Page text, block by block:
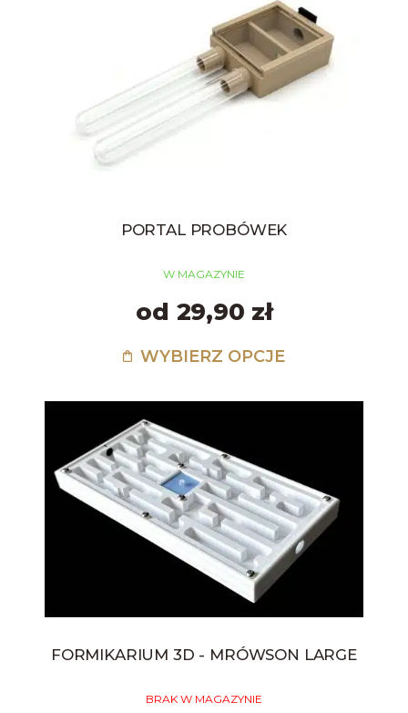
PORTAL PROBÓWEK
W MAGAZYNIE
od 29,90 zł
WYBIERZ OPCJE
FORMIKARIUM 3D - MRÓWSON LARGE
BRAK W MAGAZYNIE